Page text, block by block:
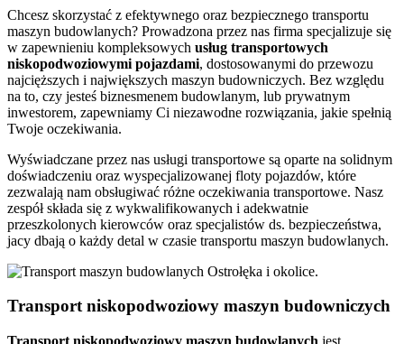
Chcesz skorzystać z efektywnego oraz bezpiecznego transportu
maszyn budowlanych? Prowadzona przez nas firma specjalizuje się
w zapewnieniu kompleksowych usług transportowych
niskopodwoziowymi pojazdami, dostosowanymi do przewozu
najcięższych i największych maszyn budowniczych. Bez względu
na to, czy jesteś biznesmenem budowlanym, lub prywatnym
inwestorem, zapewniamy Ci niezawodne rozwiązania, jakie spełnią
Twoje oczekiwania.
Wyświadczane przez nas usługi transportowe są oparte na solidnym
doświadczeniu oraz wyspecjalizowanej floty pojazdów, które
zezwalają nam obsługiwać różne oczekiwania transportowe. Nasz
zespół składa się z wykwalifikowanych i adekwatnie
przeszkolonych kierowców oraz specjalistów ds. bezpieczeństwa,
jacy dbają o każdy detal w czasie transportu maszyn budowlanych.
Transport niskopodwoziowy maszyn budowniczych